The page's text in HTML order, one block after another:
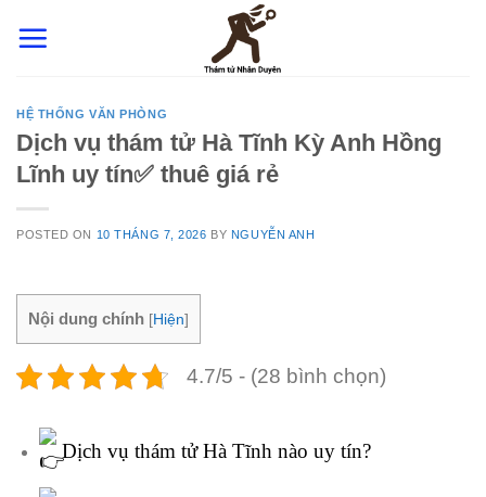
HỆ THỐNG VĂN PHÒNG
Dịch vụ thám tử Hà Tĩnh Kỳ Anh Hồng
Lĩnh uy tín✅ thuê giá rẻ
POSTED ON 10 THÁNG 7, 2026 BY NGUYỄN ANH
Nội dung chính [Hiện]
4.7/5 - (28 bình chọn)
Dịch vụ thám tử Hà Tĩnh nào uy tín?